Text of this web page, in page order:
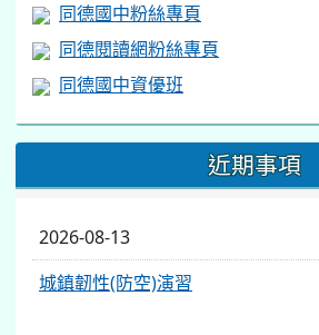
同德國中粉絲專頁
同德閱讀網粉絲專頁
同德國中資優班
近期事項
2026-08-13
城鎮韌性(防空)演習